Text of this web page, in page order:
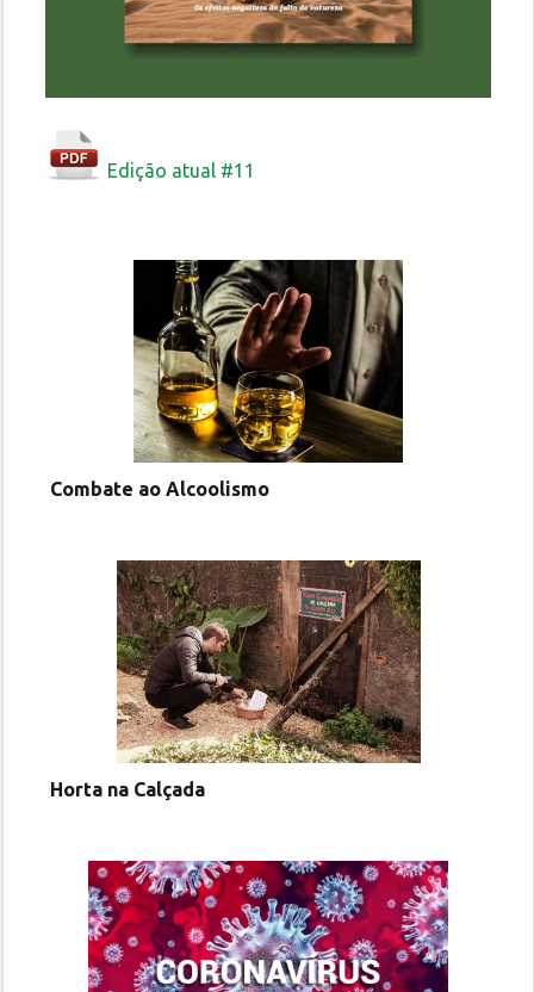
Edição atual #11
Combate ao Alcoolismo
Horta na Calçada